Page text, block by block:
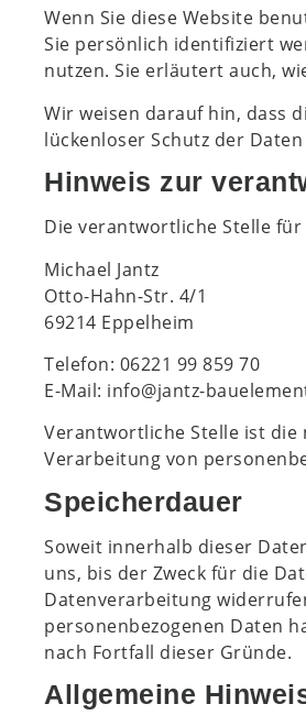
Wenn Sie diese Website
Sie persönlich identifiziert
nutzen. Sie erläutert auch,
Wir weisen darauf hin, dass
lückenloser Schutz der
Hinweis zur
Die verantwortliche Stelle
Michael Jantz
Otto-Hahn-Str. 4/1
69214 Eppelheim
Telefon: 06221 99 859 70
E-Mail: info@jantz-
Verantwortliche Stelle ist
Verarbeitung von
Speicherdauer
Soweit innerhalb dieser
uns, bis der Zweck für die
Datenverarbeitung
personenbezogenen Daten
nach Fortfall dieser Gründe.
Allgemeine